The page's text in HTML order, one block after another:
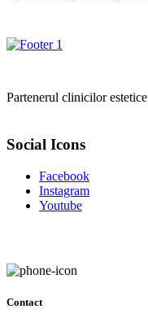
Partenerul clinicilor estetice
Social Icons
Facebook
Instagram
Youtube
Contact